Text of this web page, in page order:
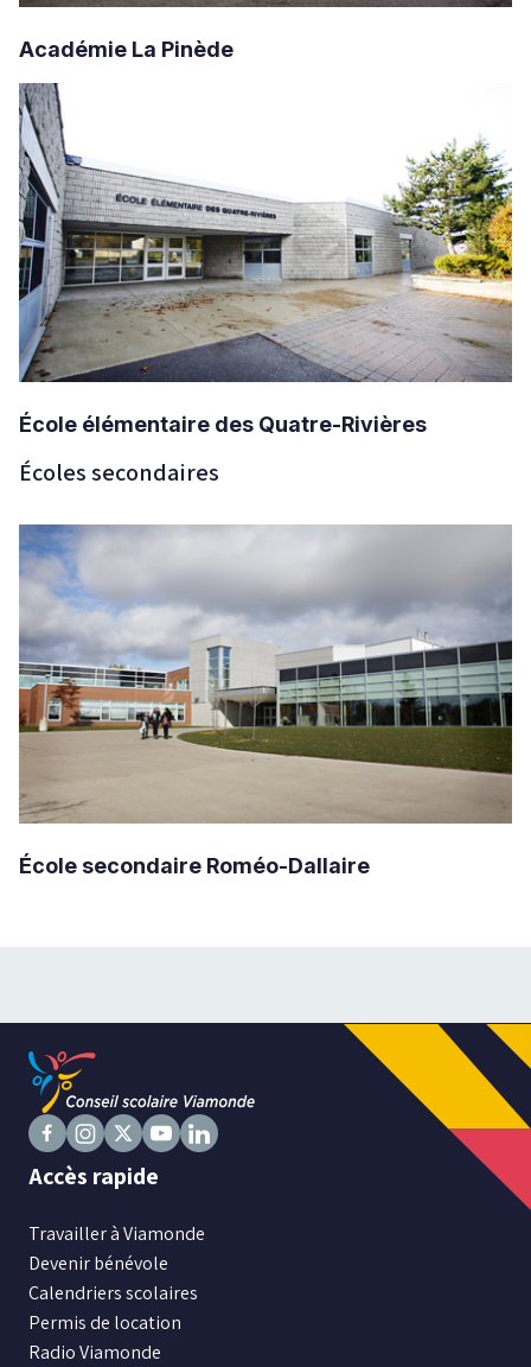
Académie La Pinède
École élémentaire des Quatre-Rivières
Écoles secondaires
École secondaire Roméo-Dallaire
Suivez
sur
Facebook
Suivez
sur
Instagram
Suivez
nous
sur
X
Suivez
Youtube
sur
Accès rapide
Travailler à Viamonde
Devenir bénévole
Calendriers scolaires
Permis de location
Radio Viamonde